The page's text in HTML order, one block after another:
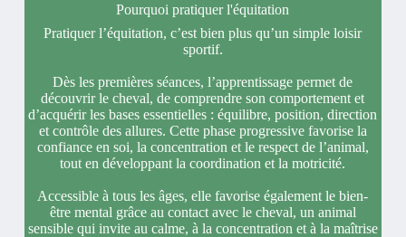
Pourquoi pratiquer l'équitation
Pratiquer l’équitation, c’est bien plus qu’un simple loisir
sportif.
Dès les premières séances, l’apprentissage permet de
découvrir le cheval, de comprendre son comportement et
d’acquérir les bases essentielles : équilibre, position, direction
et contrôle des allures. Cette phase progressive favorise la
confiance en soi, la concentration et le respect de l’animal,
tout en développant la coordination et la motricité.
Accessible à tous les âges, elle favorise également le bien-
être mental grâce au contact avec le cheval, un animal
sensible qui invite au calme, à la concentration et à la maîtrise